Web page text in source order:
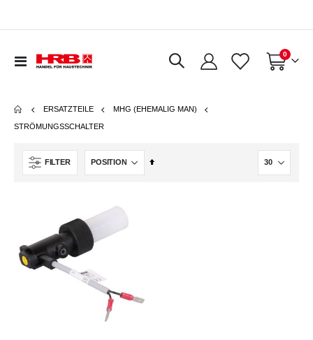
Navigation
Warenkorb
0Artikel
ERSATZTEILE MHG (EHEMALIG MAN)
STRÖMUNGSSCHALTER
FILTER
In